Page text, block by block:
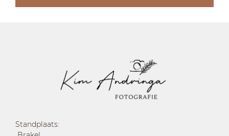
Standplaats: